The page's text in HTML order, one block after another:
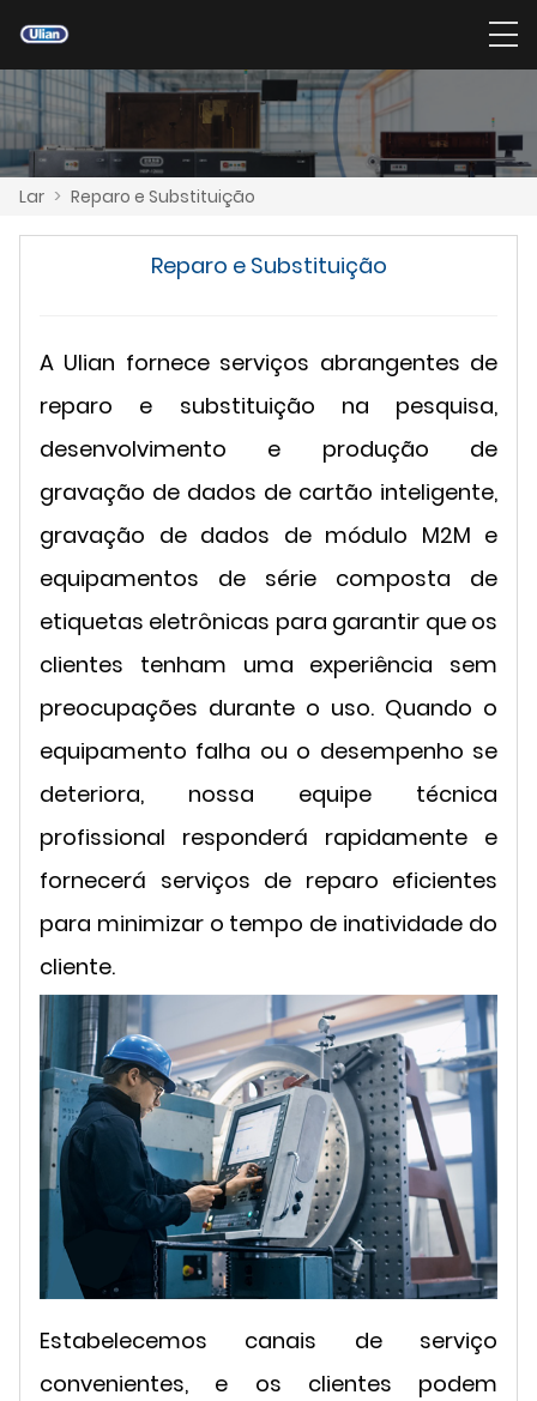
Lar > Reparo e Substituição
Reparo e Substituição
A Ulian fornece serviços abrangentes de
reparo e substituição na pesquisa,
desenvolvimento e produção de
gravação de dados de cartão inteligente,
gravação de dados de módulo M2M e
equipamentos de série composta de
etiquetas eletrônicas para garantir que os
clientes tenham uma experiência sem
preocupações durante o uso. Quando o
equipamento falha ou o desempenho se
deteriora, nossa equipe técnica
profissional responderá rapidamente e
fornecerá serviços de reparo eficientes
para minimizar o tempo de inatividade do
cliente.
Estabelecemos canais de serviço
convenientes, e os clientes podem